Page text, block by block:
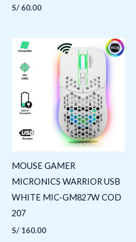
S/ 60.00
MOUSE GAMER
MICRONICS WARRIOR USB
WHITE MIC-GM827W COD
207
S/ 160.00